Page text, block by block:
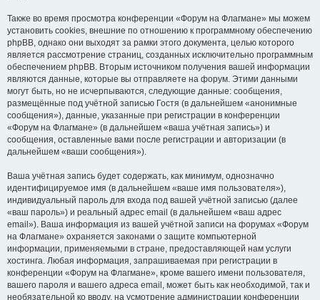
Также во время просмотра конференции «Форум на Флагмане» мы можем
установить cookies, внешние по отношению к программному обеспечению
phpBB, однако они выходят за рамки этого документа, целью которого
является рассмотрение страниц, созданных исключительно программным
обеспечением phpBB. Вторым источником получения вашей информации
являются данные, которые вы отправляете на форум. Этими данными
могут быть, но не исчерпываются, следующие данные: сообщения,
размещённые под учётной записью Гостя (в дальнейшем «анонимные
сообщения»), данные, указанные при регистрации в конференции
«Форум на Флагмане» (в дальнейшем «ваша учётная запись») и
сообщения, оставленные вами после регистрации и авторизации (в
дальнейшем «ваши сообщения»).
Ваша учётная запись будет содержать, как минимум, однозначно
идентифицируемое имя (в дальнейшем «ваше имя пользователя»),
индивидуальный пароль для входа под вашей учётной записью (далее
«ваш пароль») и реальный адрес email (в дальнейшем «ваш адрес
email»). Ваша информация из вашей учётной записи на форумах «Форум
на Флагмане» охраняется законами о защите компьютерной
информации, применяемыми в стране, предоставляющей нам услуги
хостинга. Любая информация, запрашиваемая при регистрации в
конференции «Форум на Флагмане», кроме вашего имени пользователя,
вашего пароля и вашего адреса email, может быть как необходимой, так и
необязательной ко вводу, на усмотрение администрации конференции